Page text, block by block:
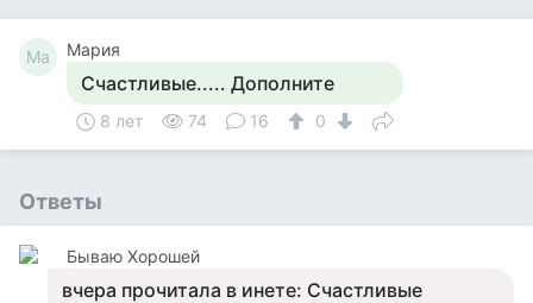
Ма Мария
Счастливые..... Дополните
8 лет 74 16 0
Ответы
Бываю Хорошей
вчера прочитала в инете: Счастливые